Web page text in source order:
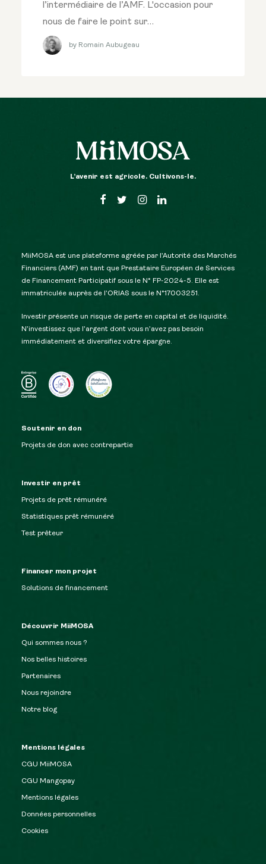
l’intermédiaire de l’AMF. L'occasion pour
nous de faire le point sur…
by Romain Aubugeau
L’avenir est agricole. Cultivons-le.
MiiMOSA est une plateforme agréée par l’Autorité des Marchés
Financiers (AMF) en tant que Prestataire Européen de Services
de Financement Participatif sous le N° FP-2024-5. Elle est
immatriculée auprès de l’ORIAS sous le N°17003251.
Investir présente un risque de perte en capital et de liquidité.
N’investissez que l’argent dont vous n’avez pas besoin
immédiatement et diversifiez votre épargne.
Soutenir en don
Projets de don avec contrepartie
Investir en prêt
Projets de prêt rémunéré
Statistiques prêt rémunéré
Test prêteur
Financer mon projet
Solutions de financement
Découvrir MiiMOSA
Qui sommes nous ?
Nos belles histoires
Partenaires
Nous rejoindre
Notre blog
Mentions légales
CGU MiiMOSA
CGU Mangopay
Mentions légales
Données personnelles
Cookies